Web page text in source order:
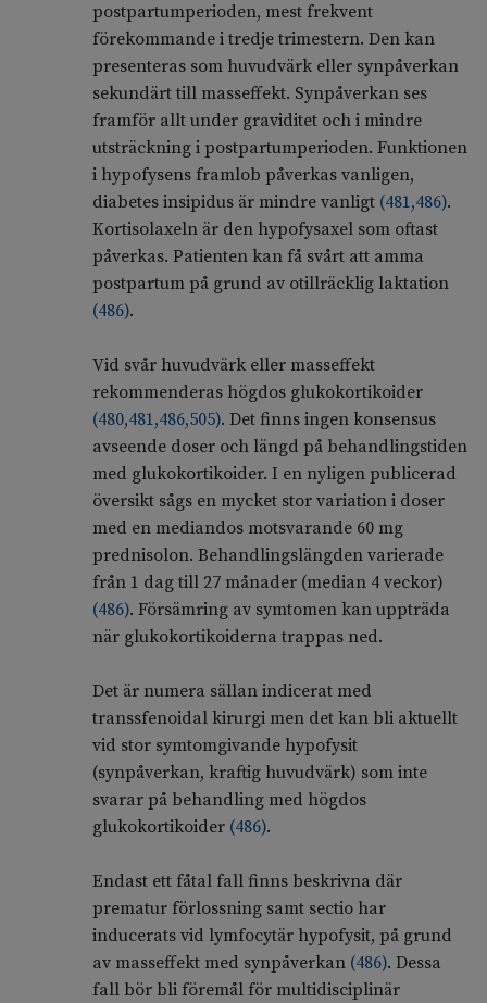
postpartumperioden, mest frekvent
förekommande i tredje trimestern. Den kan
presenteras som huvudvärk eller synpåverkan
sekundärt till masseffekt. Synpåverkan ses
framför allt under graviditet och i mindre
utsträckning i postpartumperioden. Funktionen
i hypofysens framlob påverkas vanligen,
diabetes insipidus är mindre vanligt (481,486).
Kortisolaxeln är den hypofysaxel som oftast
påverkas. Patienten kan få svårt att amma
postpartum på grund av otillräcklig laktation
(486).
Vid svår huvudvärk eller masseffekt
rekommenderas högdos glukokortikoider
(480,481,486,505). Det finns ingen konsensus
avseende doser och längd på behandlingstiden
med glukokortikoider. I en nyligen publicerad
översikt sågs en mycket stor variation i doser
med en mediandos motsvarande 60 mg
prednisolon. Behandlingslängden varierade
från 1 dag till 27 månader (median 4 veckor)
(486). Försämring av symtomen kan uppträda
när glukokortikoiderna trappas ned.
Det är numera sällan indicerat med
transsfenoidal kirurgi men det kan bli aktuellt
vid stor symtomgivande hypofysit
(synpåverkan, kraftig huvudvärk) som inte
svarar på behandling med högdos
glukokortikoider (486).
Endast ett fåtal fall finns beskrivna där
prematur förlossning samt sectio har
inducerats vid lymfocytär hypofysit, på grund
av masseffekt med synpåverkan (486). Dessa
fall bör bli föremål för multidisciplinär